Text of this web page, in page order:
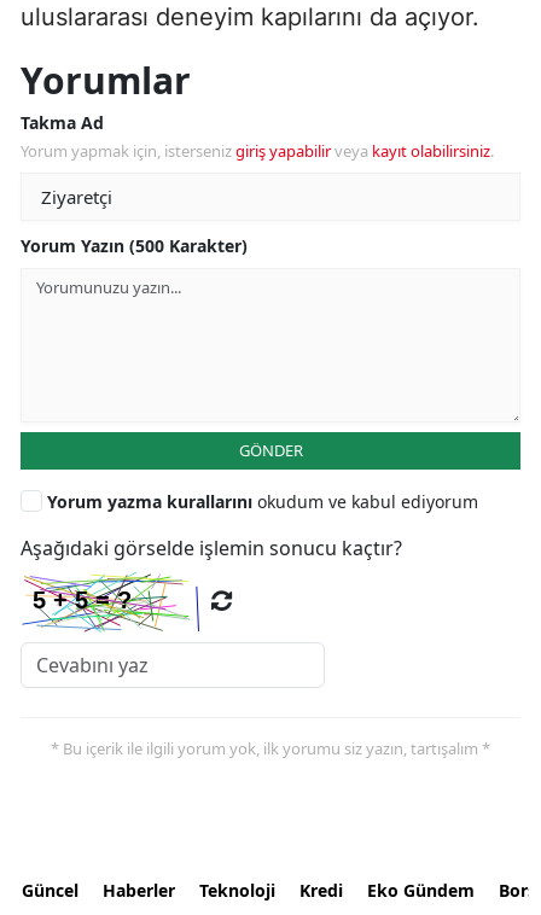
uluslararası deneyim kapılarını da açıyor.
Yorumlar
Takma Ad
Yorum yapmak için, istersenizgiriş yapabilirveya kayıt olabilirsiniz.
Yorum Yazın (500 Karakter)
GÖNDER
Yorum yazma kurallarını okudum ve kabul ediyorum
Aşağıdaki görselde işlemin sonucu kaçtır?
* Bu içerik ile ilgili yorum yok, ilk yorumu siz yazın, tartışalım *
Güncel Haberler Teknoloji Kredi Eko Gündem